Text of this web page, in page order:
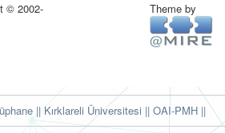
© 2002-
Theme by
|| Kırklareli Üniversitesi || OAI-PMH ||